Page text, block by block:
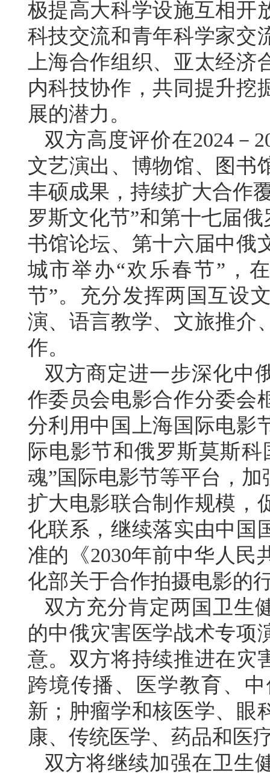
极提高大科学设施互相开
科技交流和青年科学家交
上海合作组织、亚太经
内科技协作，共同提升挖
展的潜力。
双方高度评价在2024－
文艺演出、博物馆、图书
丰硕成果，持续扩大合作
罗斯文化节”和第十七届
书馆论坛、第十六届中俄
城市举办“欢乐春节”，
节”。充分发挥两国互设
演、语言教学、文旅推介
作。
双方商定进一步深化中
作委员会电影合作分委会
分利用中国上海国际电影
际电影节和俄罗斯莫斯
魂”国际电影节等平台，
扩大电影联合制作规模，
化联系，继续落实由中国
准的《2030年前中华人民
化部关于合作拍摄电影的
双方充分肯定两国卫生
的中俄灾害医学战术专项
意。双方将持续推进在灾
跨境传播、医学教育、
新；肿瘤学和核医学、眼
康、传统医学、药品和医
双方将继续加强在卫生